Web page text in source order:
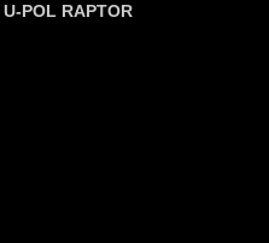
U-POL RAPTOR